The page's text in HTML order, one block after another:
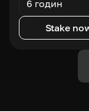
6 годин
Stake